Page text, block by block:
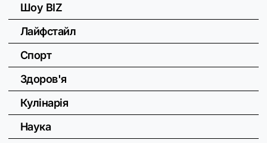
Шоу BIZ
Лайфстайл
Спорт
Здоров'я
Кулінарія
Наука